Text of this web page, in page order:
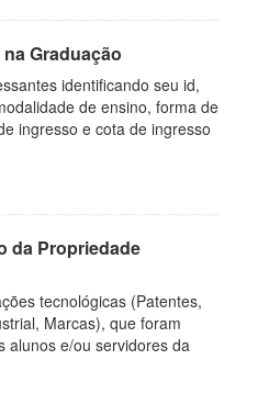
Graduação
identificando seu id,
de ensino, forma de
ingresso e cota de ingresso
da Propriedade
tecnológicas (Patentes,
Marcas), que foram
alunos e/ou servidores da